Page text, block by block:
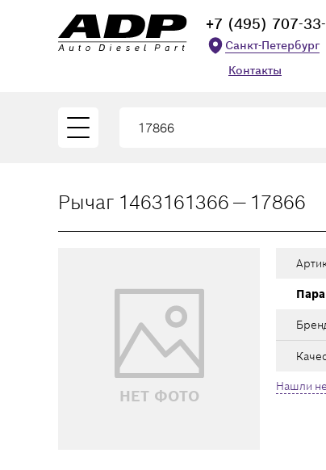
+7 (495) 707-
Санкт-Петербург
Контакты
Рычаг 1463161366 — 17866
НЕТ ФОТО
Нашли